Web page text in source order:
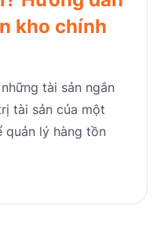
kho chính
tài sản ngắn
tài sản của một
quản lý hàng tồn